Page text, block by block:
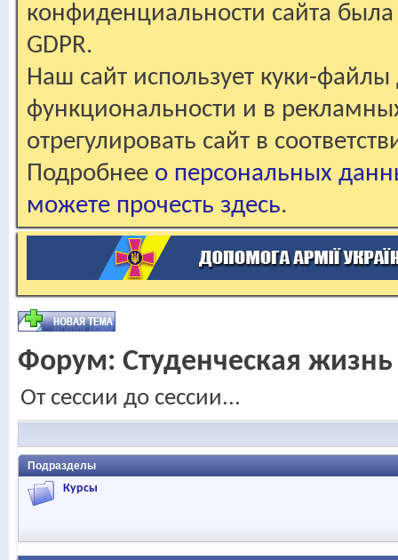
конфиденциальности сайта
GDPR.
Наш сайт использует куки-файлы
функциональности и в
отрегулировать сайт в
Подробнее о персональных
можете прочесть здесь.
Форум: Студенческая жизнь
От сессии до сессии...
Подразделы
Курсы